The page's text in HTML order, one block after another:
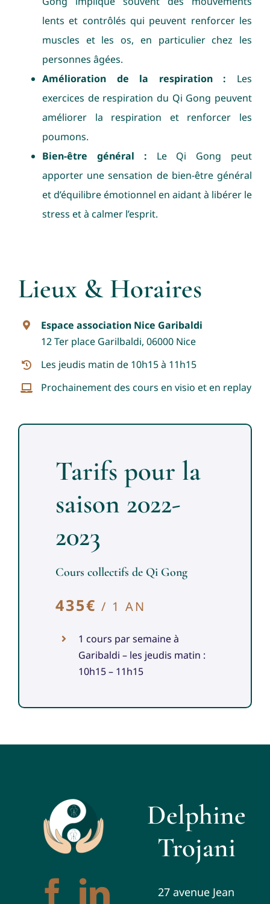
lents et contrôlés qui peuvent renforcer les
muscles et les os, en particulier chez les
personnes âgées.
Amélioration de la respiration : Les
exercices de respiration du Qi Gong peuvent
améliorer la respiration et renforcer les
poumons.
Bien-être général : Le Qi Gong peut
apporter une sensation de bien-être général
et d’équilibre émotionnel en aidant à libérer le
stress et à calmer l’esprit.
Lieux & Horaires
Espace association Nice Garibaldi
12 Ter place Garilbaldi, 06000 Nice
Les jeudis matin de 10h15 à 11h15
Prochainement des cours en visio et en replay
Tarifs pour la
saison 2022-
2023
Cours collectifs de Qi Gong
435€ / 1 AN
1 cours par semaine à
Garibaldi – les jeudis matin :
10h15 – 11h15
Delphine
Trojani
27 avenue Jean